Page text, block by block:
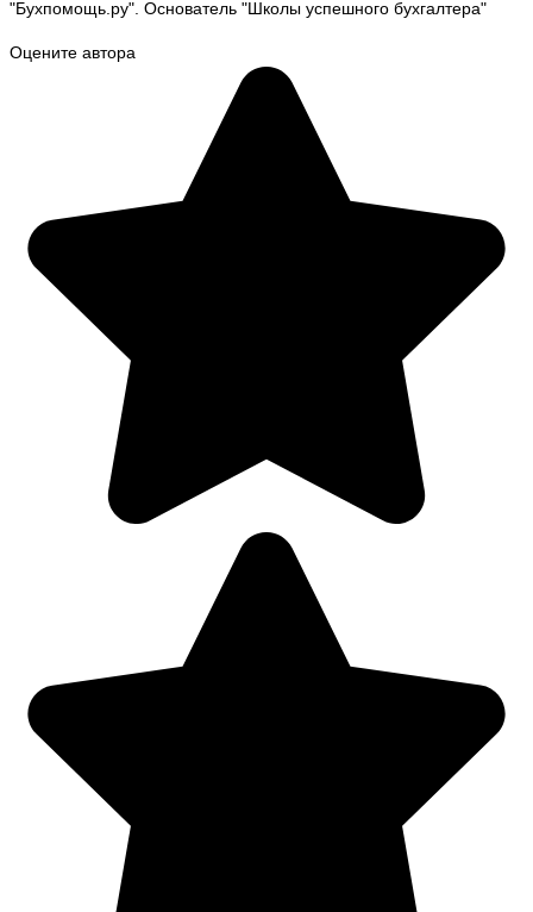
"Бухпомощь.ру". Основатель "Школы успешного бухгалтера"
Оцените автора